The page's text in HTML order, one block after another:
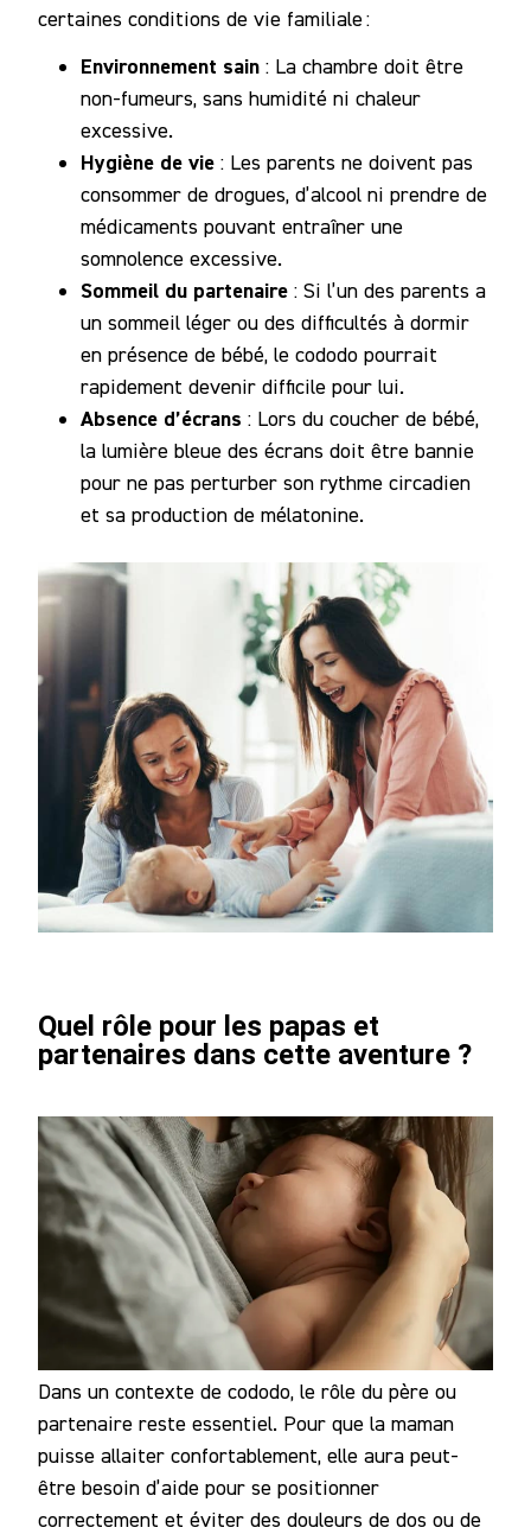
certaines conditions de vie familiale :
Environnement sain : La chambre doit être
non-fumeurs, sans humidité ni chaleur
excessive.
Hygiène de vie : Les parents ne doivent pas
consommer de drogues, d’alcool ni prendre de
médicaments pouvant entraîner une
somnolence excessive.
Sommeil du partenaire : Si l’un des parents a
un sommeil léger ou des difficultés à dormir
en présence de bébé, le cododo pourrait
rapidement devenir difficile pour lui.
Absence d’écrans : Lors du coucher de bébé,
la lumière bleue des écrans doit être bannie
pour ne pas perturber son rythme circadien
et sa production de mélatonine.
Quel rôle pour les papas et
partenaires dans cette aventure ?
Dans un contexte de cododo, le rôle du père ou
partenaire reste essentiel. Pour que la maman
puisse allaiter confortablement, elle aura peut-
être besoin d’aide pour se positionner
correctement et éviter des douleurs de dos ou de